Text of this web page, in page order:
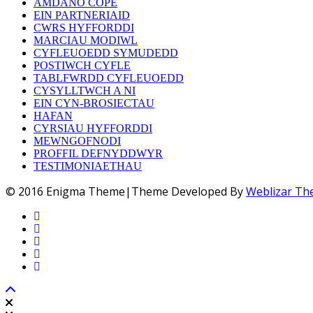
AMDANO COPE
EIN PARTNERIAID
CWRS HYFFORDDI
MARCIAU MODIWL
CYFLEUOEDD SYMUDEDD
POSTIWCH CYFLE
TABLFWRDD CYFLEUOEDD
CYSYLLTWCH A NI
EIN CYN-BROSIECTAU
HAFAN
CYRSIAU HYFFORDDI
MEWNGOFNODI
PROFFIL DEFNYDDWYR
TESTIMONIAETHAU
© 2016 Enigma Theme|Theme Developed ByWeblizar